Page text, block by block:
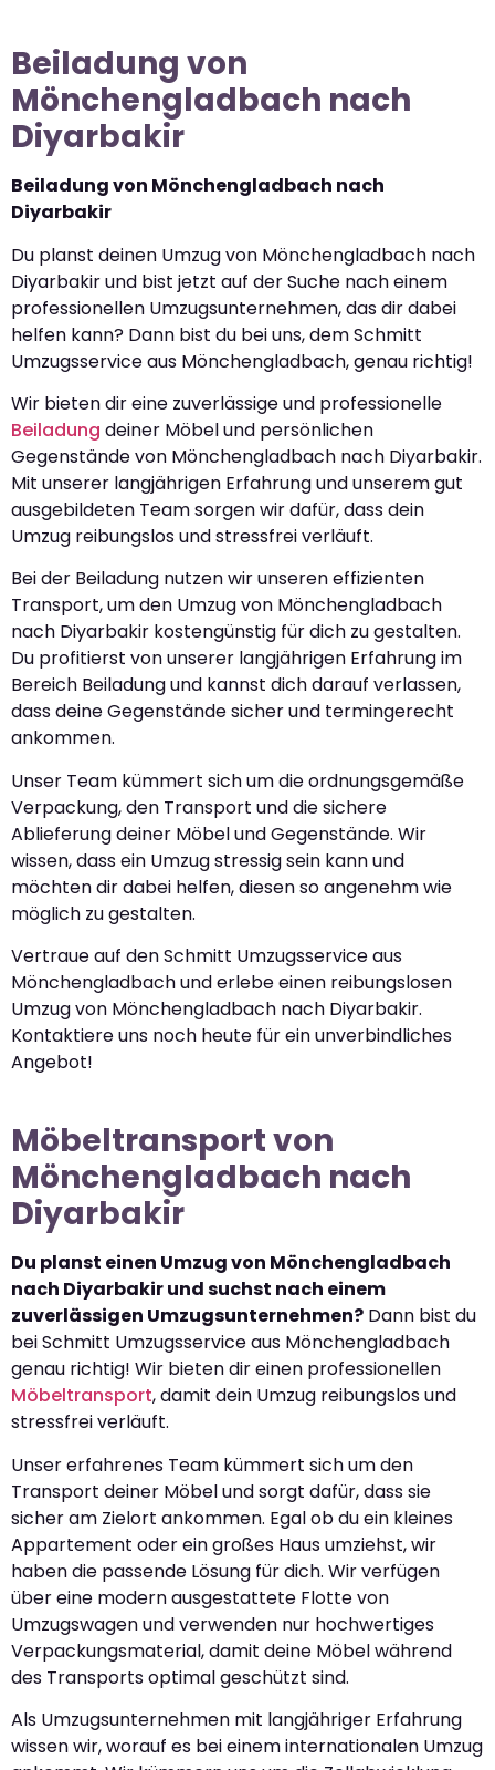
Beiladung von
Mönchengladbach nach
Diyarbakir
Beiladung von Mönchengladbach nach
Diyarbakir
Du planst deinen Umzug von Mönchengladbach nach
Diyarbakir und bist jetzt auf der Suche nach einem
professionellen Umzugsunternehmen, das dir dabei
helfen kann? Dann bist du bei uns, dem Schmitt
Umzugsservice aus Mönchengladbach, genau richtig!
Wir bieten dir eine zuverlässige und professionelle
Beiladung deiner Möbel und persönlichen
Gegenstände von Mönchengladbach nach Diyarbakir.
Mit unserer langjährigen Erfahrung und unserem gut
ausgebildeten Team sorgen wir dafür, dass dein
Umzug reibungslos und stressfrei verläuft.
Bei der Beiladung nutzen wir unseren effizienten
Transport, um den Umzug von Mönchengladbach
nach Diyarbakir kostengünstig für dich zu gestalten.
Du profitierst von unserer langjährigen Erfahrung im
Bereich Beiladung und kannst dich darauf verlassen,
dass deine Gegenstände sicher und termingerecht
ankommen.
Unser Team kümmert sich um die ordnungsgemäße
Verpackung, den Transport und die sichere
Ablieferung deiner Möbel und Gegenstände. Wir
wissen, dass ein Umzug stressig sein kann und
möchten dir dabei helfen, diesen so angenehm wie
möglich zu gestalten.
Vertraue auf den Schmitt Umzugsservice aus
Mönchengladbach und erlebe einen reibungslosen
Umzug von Mönchengladbach nach Diyarbakir.
Kontaktiere uns noch heute für ein unverbindliches
Angebot!
Möbeltransport von
Mönchengladbach nach
Diyarbakir
Du planst einen Umzug von Mönchengladbach
nach Diyarbakir und suchst nach einem
zuverlässigen Umzugsunternehmen? Dann bist du
bei Schmitt Umzugsservice aus Mönchengladbach
genau richtig! Wir bieten dir einen professionellen
Möbeltransport, damit dein Umzug reibungslos und
stressfrei verläuft.
Unser erfahrenes Team kümmert sich um den
Transport deiner Möbel und sorgt dafür, dass sie
sicher am Zielort ankommen. Egal ob du ein kleines
Appartement oder ein großes Haus umziehst, wir
haben die passende Lösung für dich. Wir verfügen
über eine modern ausgestattete Flotte von
Umzugswagen und verwenden nur hochwertiges
Verpackungsmaterial, damit deine Möbel während
des Transports optimal geschützt sind.
Als Umzugsunternehmen mit langjähriger Erfahrung
wissen wir, worauf es bei einem internationalen Umzug